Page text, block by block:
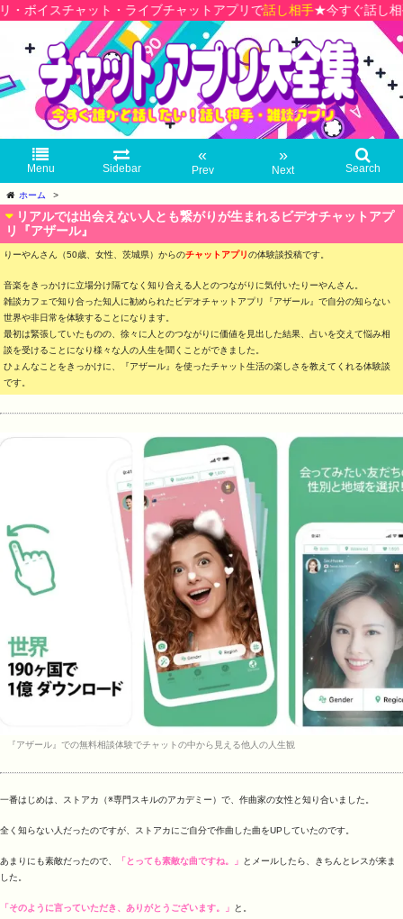
ャット・ライブチャットアプリで話し相手★今すぐ話し相手が見つ
Menu Sidebar
«
Prev
»
Next Search
ホーム >
リアルでは出会えない人とも繋がりが生まれるビデオチャットアプ
リ『アザール』
りーやんさん（50歳、女性、茨城県）からのチャットアプリの体験談投稿です。
音楽をきっかけに立場分け隔てなく知り合える人とのつながりに気付いたりーやんさん。
雑談カフェで知り合った知人に勧められたビデオチャットアプリ『アザール』で自分の知らない
世界や非日常を体験することになります。
最初は緊張していたものの、徐々に人とのつながりに価値を見出した結果、占いを交えて悩み相
談を受けることになり様々な人の人生を聞くことができました。
ひょんなことをきっかけに、『アザール』を使ったチャット生活の楽しさを教えてくれる体験談
です。
『アザール』での無料相談体験でチャットの中から見える他人の人生観
一番はじめは、ストアカ（※専門スキルのアカデミー）で、作曲家の女性と知り合いました。
全く知らない人だったのですが、ストアカにご自分で作曲した曲をUPしていたのです。
あまりにも素敵だったので、 「とっても素敵な曲ですね。」 とメールしたら、きちんとレスが来ま
した。
「そのように言っていただき、ありがとうございます。」 と。